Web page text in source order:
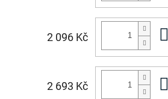
2 096 Kč
2 693 Kč